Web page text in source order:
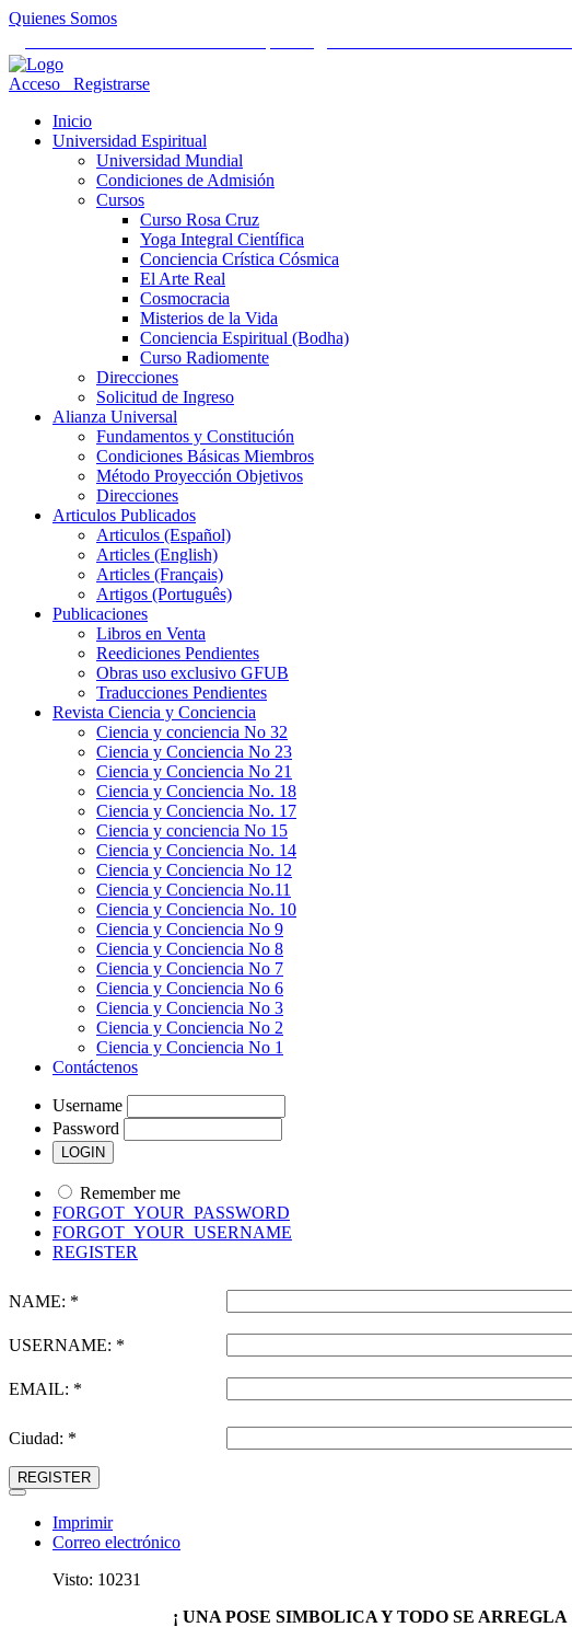
Quienes Somos
Acceso
Registrarse
Inicio
Universidad Espiritual
Universidad Mundial
Condiciones de Admisión
Cursos
Curso Rosa Cruz
Yoga Integral Científica
Conciencia Crística Cósmica
El Arte Real
Cosmocracia
Misterios de la Vida
Conciencia Espiritual (Bodha)
Curso Radiomente
Direcciones
Solicitud de Ingreso
Alianza Universal
Fundamentos y Constitución
Condiciones Básicas Miembros
Método Proyección Objetivos
Direcciones
Articulos Publicados
Articulos (Español)
Articles (English)
Articles (Français)
Artigos (Português)
Publicaciones
Libros en Venta
Reediciones Pendientes
Obras uso exclusivo GFUB
Traducciones Pendientes
Revista Ciencia y Conciencia
Ciencia y conciencia No 32
Ciencia y Conciencia No 23
Ciencia y Conciencia No 21
Ciencia y Conciencia No. 18
Ciencia y Conciencia No. 17
Ciencia y conciencia No 15
Ciencia y Conciencia No. 14
Ciencia y Conciencia No 12
Ciencia y Conciencia No.11
Ciencia y Conciencia No. 10
Ciencia y Conciencia No 9
Ciencia y Conciencia No 8
Ciencia y Conciencia No 7
Ciencia y Conciencia No 6
Ciencia y Conciencia No 3
Ciencia y Conciencia No 2
Ciencia y Conciencia No 1
Contáctenos
Username
Password
Remember me
FORGOT_YOUR_PASSWORD
FORGOT_YOUR_USERNAME
REGISTER
NAME: *
USERNAME: *
EMAIL: *
Ciudad: *
REGISTER
Imprimir
Correo electrónico
Visto: 10231
¡ UNA POSE SIMBOLICA Y TODO SE ARREGLA